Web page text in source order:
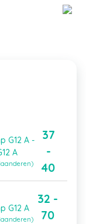
G12 A -
A
37
-
40
G12 A
32 -
70